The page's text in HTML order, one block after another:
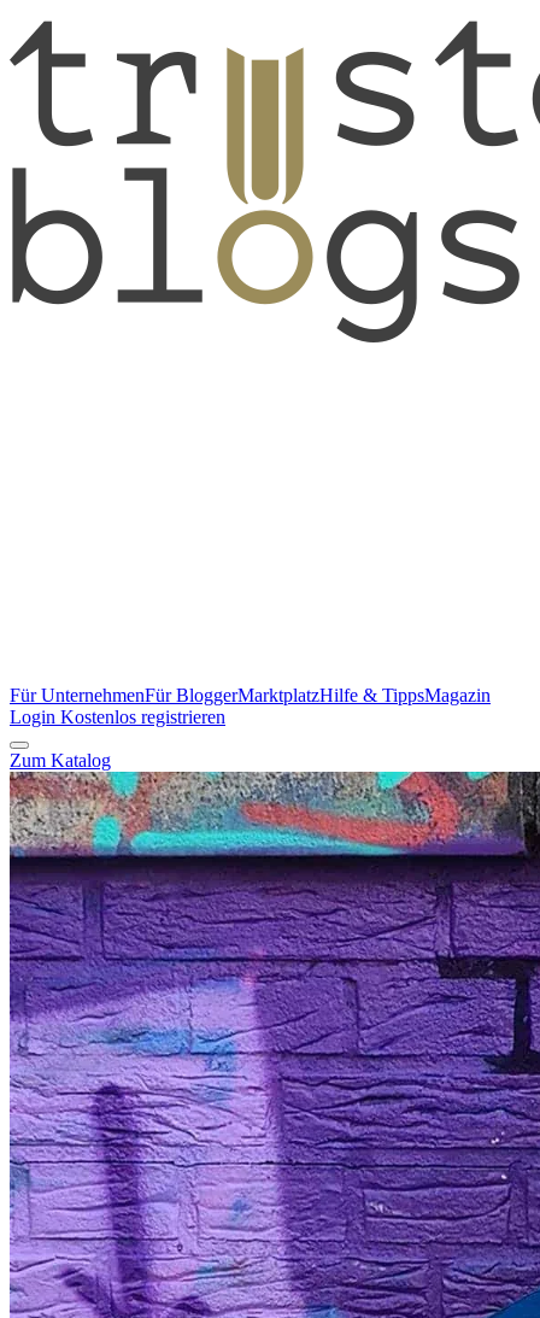
Für UnternehmenFür BloggerMarktplatzHilfe & TippsMagazin
Login Kostenlos registrieren
Zum Katalog